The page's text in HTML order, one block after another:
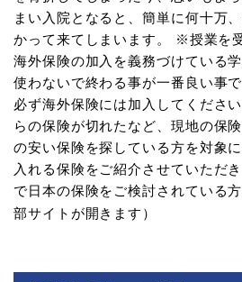
まい入院となると、簡単に何十万
かって来てしまいます。 ※授業を
海外保険の加入を義務づけている
使わないで終わる事が一番良い事
必ず海外保険には加入してくださ
らの保険が切れたなど、現地の保
の安い保険を探している方を対象
入れる保険をご紹介させていただ
で日本の保険をご検討されている
部サイトが開きます）